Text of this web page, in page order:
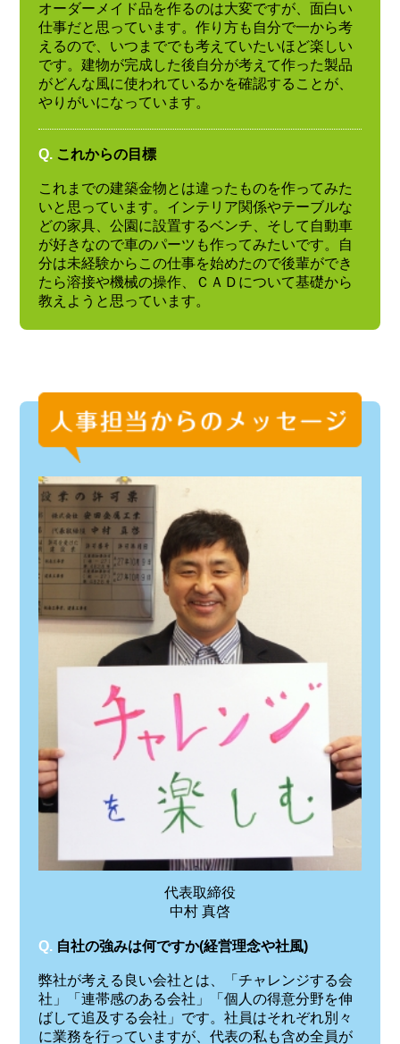
オーダーメイド品を作るのは大変ですが、面白い
仕事だと思っています。作り方も自分で一から考
えるので、いつまででも考えていたいほど楽しい
です。建物が完成した後自分が考えて作った製品
がどんな風に使われているかを確認することが、
やりがいになっています。
Q. これからの目標
これまでの建築金物とは違ったものを作ってみた
いと思っています。インテリア関係やテーブルな
どの家具、公園に設置するベンチ、そして自動車
が好きなので車のパーツも作ってみたいです。自
分は未経験からこの仕事を始めたので後輩ができ
たら溶接や機械の操作、ＣＡＤについて基礎から
教えようと思っています。
代表取締役
中村 真啓
Q. 自社の強みは何ですか(経営理念や社風)
弊社が考える良い会社とは、「チャレンジする会
社」「連帯感のある会社」「個人の得意分野を伸
ばして追及する会社」です。社員はそれぞれ別々
に業務を行っていますが、代表の私も含め全員が